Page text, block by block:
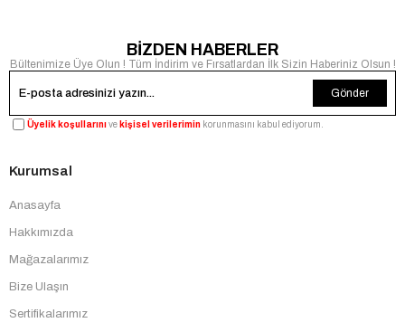
BİZDEN HABERLER
Bültenimize Üye Olun ! Tüm İndirim ve Fırsatlardan İlk Sizin Haberiniz Olsun !
Gönder
Üyelik koşullarınıve kişisel verilerimin korunmasını kabul ediyorum.
Kurumsal
Anasayfa
Hakkımızda
Mağazalarımız
Bize Ulaşın
Sertifikalarımız